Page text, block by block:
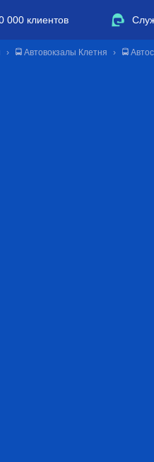
000 клиентов
🚍 Автовокзалы Клетня 🚍